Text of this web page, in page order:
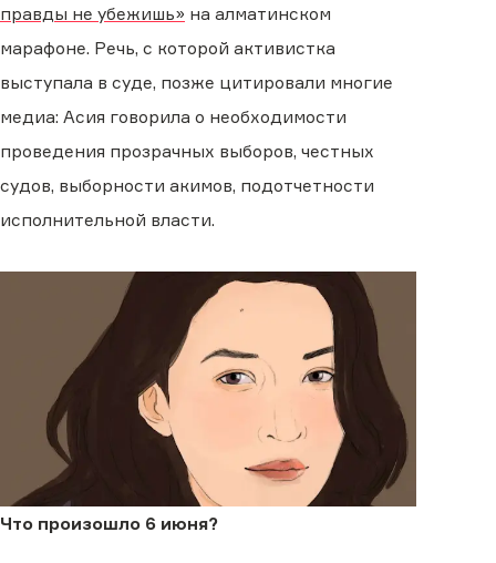
правды не убежишь» на алматинском
марафоне. Речь, с которой активистка
выступала в суде, позже цитировали многие
медиа: Асия говорила о необходимости
проведения прозрачных выборов, честных
судов, выборности акимов, подотчетности
исполнительной власти.
Что произошло 6 июня?